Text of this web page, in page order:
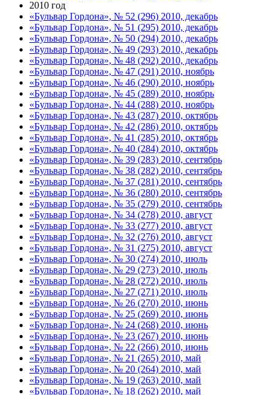
2010 год
«Бульвар Гордона», № 52 (296) 2010, декабрь
«Бульвар Гордона», № 51 (295) 2010, декабрь
«Бульвар Гордона», № 50 (294) 2010, декабрь
«Бульвар Гордона», № 49 (293) 2010, декабрь
«Бульвар Гордона», № 48 (292) 2010, декабрь
«Бульвар Гордона», № 47 (291) 2010, ноябрь
«Бульвар Гордона», № 46 (290) 2010, ноябрь
«Бульвар Гордона», № 45 (289) 2010, ноябрь
«Бульвар Гордона», № 44 (288) 2010, ноябрь
«Бульвар Гордона», № 43 (287) 2010, октябрь
«Бульвар Гордона», № 42 (286) 2010, октябрь
«Бульвар Гордона», № 41 (285) 2010, октябрь
«Бульвар Гордона», № 40 (284) 2010, октябрь
«Бульвар Гордона», № 39 (283) 2010, сентябрь
«Бульвар Гордона», № 38 (282) 2010, сентябрь
«Бульвар Гордона», № 37 (281) 2010, сентябрь
«Бульвар Гордона», № 36 (280) 2010, сентябрь
«Бульвар Гордона», № 35 (279) 2010, сентябрь
«Бульвар Гордона», № 34 (278) 2010, август
«Бульвар Гордона», № 33 (277) 2010, август
«Бульвар Гордона», № 32 (276) 2010, август
«Бульвар Гордона», № 31 (275) 2010, август
«Бульвар Гордона», № 30 (274) 2010, июль
«Бульвар Гордона», № 29 (273) 2010, июль
«Бульвар Гордона», № 28 (272) 2010, июль
«Бульвар Гордона», № 27 (271) 2010, июль
«Бульвар Гордона», № 26 (270) 2010, июнь
«Бульвар Гордона», № 25 (269) 2010, июнь
«Бульвар Гордона», № 24 (268) 2010, июнь
«Бульвар Гордона», № 23 (267) 2010, июнь
«Бульвар Гордона», № 22 (266) 2010, июнь
«Бульвар Гордона», № 21 (265) 2010, май
«Бульвар Гордона», № 20 (264) 2010, май
«Бульвар Гордона», № 19 (263) 2010, май
«Бульвар Гордона», № 18 (262) 2010, май